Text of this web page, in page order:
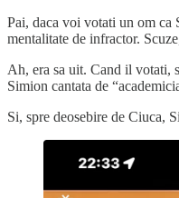
Pai, daca voi votati un om ca
mentalitate de infractor.
Ah, era sa uit. Cand il votati,
Simion cantata de
Si, spre deosebire de Ciuca,